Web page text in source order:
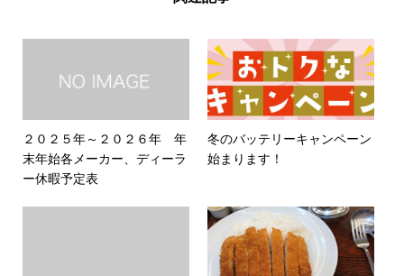
２０２５年～２０２６年 年
末年始各メーカー、ディーラ
ー休暇予定表
冬のバッテリーキャンペーン
始まります！